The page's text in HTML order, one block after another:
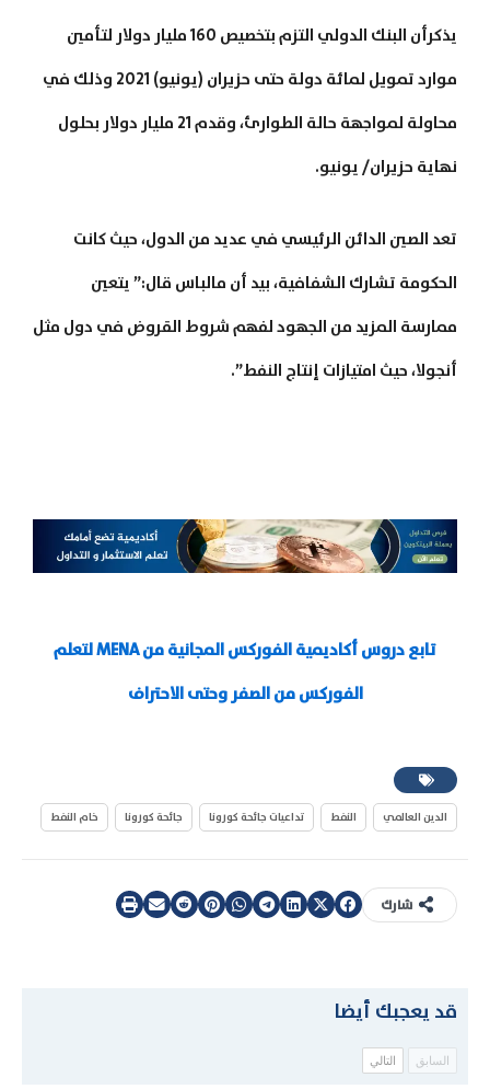
يذكرأن البنك الدولي التزم بتخصيص 160 مليار دولار لتأمين
موارد تمويل لمائة دولة حتى حزيران (يونيو) 2021 وذلك في
محاولة لمواجهة حالة الطوارئ، وقدم 21 مليار دولار بحلول
نهاية حزيران/ يونيو.
تعد الصين الدائن الرئيسي في عديد من الدول، حيث كانت
الحكومة تشارك الشفافية، بيد أن مالباس قال:” يتعين
ممارسة المزيد من الجهود لفهم شروط القروض في دول مثل
أنجولا، حيث امتيازات إنتاج النفط”.
تابع دروس أكاديمية الفوركس المجانية من MENA لتعلم
الفوركس من الصفر وحتى الاحتراف
الدين العالمي النفط تداعيات جائحة كورونا جائحة كورونا خام النفط
شارك
قد يعجبك أيضا
السابق التالي